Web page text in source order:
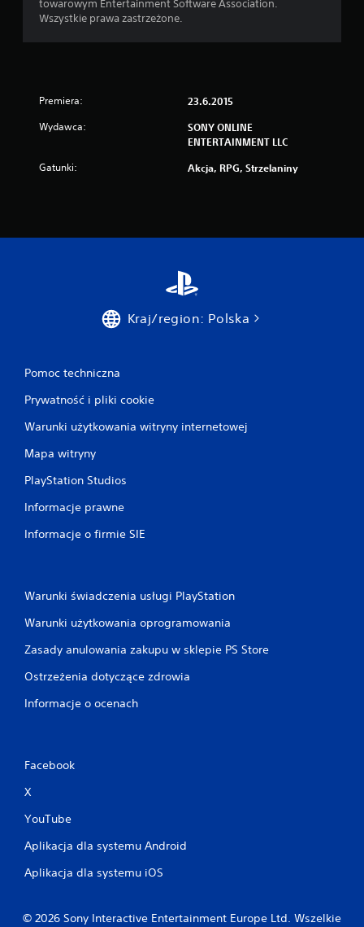
towarowym Entertainment Software Association.
Wszystkie prawa zastrzeżone.
Premiera: 23.6.2015
Wydawca:
SONY ONLINE
ENTERTAINMENT LLC
Gatunki: Akcja, RPG, Strzelaniny
Kraj/region: Polska
Pomoc techniczna
Prywatność i pliki cookie
Warunki użytkowania witryny internetowej
Mapa witryny
PlayStation Studios
Informacje prawne
Informacje o firmie SIE
Warunki świadczenia usługi PlayStation
Warunki użytkowania oprogramowania
Zasady anulowania zakupu w sklepie PS Store
Ostrzeżenia dotyczące zdrowia
Informacje o ocenach
Facebook
X
YouTube
Aplikacja dla systemu Android
Aplikacja dla systemu iOS
© 2026 Sony Interactive Entertainment Europe Ltd. Wszelkie